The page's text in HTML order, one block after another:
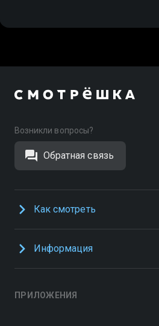
Возникли вопросы?
Обратная связь
Как смотреть
Информация
ПРИЛОЖЕНИЯ